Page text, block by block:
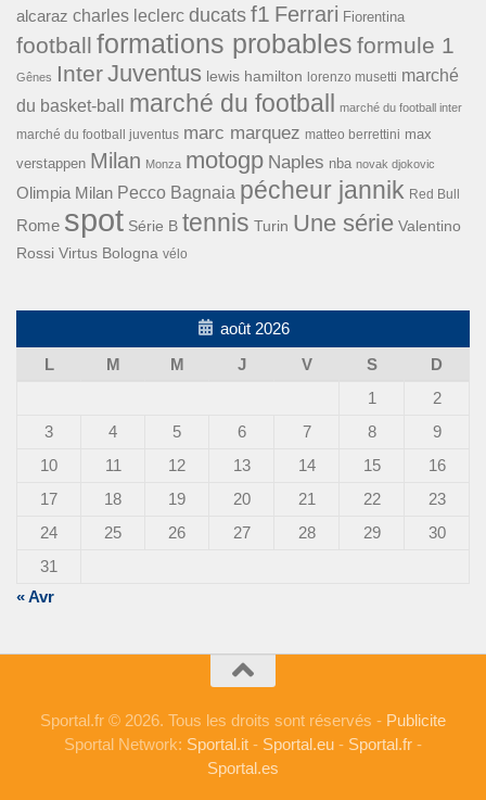
alcaraz charles leclerc ducats f1 Ferrari Fiorentina
football formations probables formule 1
Gênes InterJuventus lewis hamilton lorenzo musetti marché
du basket-ball
marché du football marché du football inter
marché du football juventus marc marquez matteo berrettini max
verstappen Milan Monza motogp Naples nba novak djokovic
Olimpia Milan Pecco Bagnaia pécheur jannik Red Bull
Rome spot Série B tennis Turin Une série Valentino
Rossi Virtus Bologna vélo
août 2026
L
M M J V S
D
1
2
3
4 5 6 7 8
9
10
11 12 13 14 15
16
17
18 19 20 21 22
23
24
25 26 27 28 29
30
31
« Avr
Sportal.fr © 2026. Tous les droits sont réservés - Publicite
Sportal Network: Sportal.it - Sportal.eu - Sportal.fr -
Sportal.es